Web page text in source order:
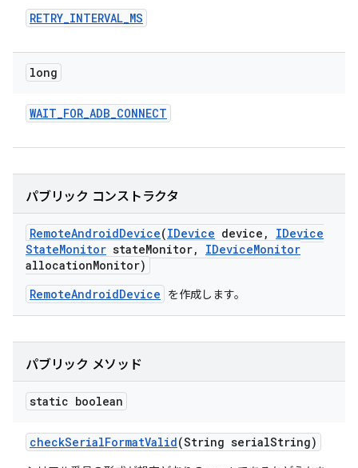
RETRY_INTERVAL_MS
long
WAIT_FOR_ADB_CONNECT
パブリック コンストラクタ
RemoteAndroidDevice(IDevice device ,
IDevice
StateMonitor stateMonitor, IDeviceMonitor
allocationMonitor)
RemoteAndroidDevice
を作成します。
パブリック メソッド
static boolean
checkSerialFormatValid(String serialString)